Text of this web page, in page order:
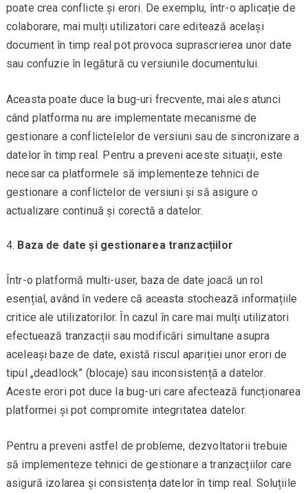
poate crea conflicte și erori. De exemplu, într-o aplicație de
colaborare, mai mulți utilizatori care editează același
document în timp real pot provoca suprascrierea unor date
sau confuzie în legătură cu versiunile documentului.
Aceasta poate duce la bug-uri frecvente, mai ales atunci
când platforma nu are implementate mecanisme de
gestionare a conflictelelor de versiuni sau de sincronizare a
datelor în timp real. Pentru a preveni aceste situații, este
necesar ca platformele să implementeze tehnici de
gestionare a conflictelor de versiuni și să asigure o
actualizare continuă și corectă a datelor.
Baza de date și gestionarea tranzacțiilor
Într-o platformă multi-user, baza de date joacă un rol
esențial, având în vedere că aceasta stochează informațiile
critice ale utilizatorilor. În cazul în care mai mulți utilizatori
efectuează tranzacții sau modificări simultane asupra
aceleași baze de date, există riscul apariției unor erori de
tipul „deadlock” (blocaje) sau inconsistență a datelor.
Aceste erori pot duce la bug-uri care afectează funcționarea
platformei și pot compromite integritatea datelor.
Pentru a preveni astfel de probleme, dezvoltatorii trebuie
să implementeze tehnici de gestionare a tranzacțiilor care
asigură izolarea și consistența datelor în timp real. Soluțiile